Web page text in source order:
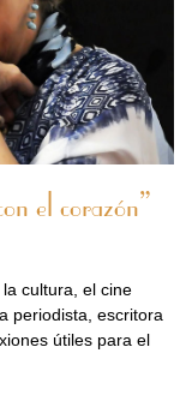
el corazón”
cultura, el cine
periodista, escritora
útiles para el